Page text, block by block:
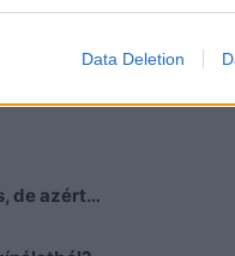
Data Deletion
így, de most hirtelen
de azért…